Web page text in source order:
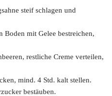
steif schlagen und
Boden mit Gelee bestreichen,
restliche Creme verteilen,
mind. 4 Std. kalt stellen.
bestäuben.